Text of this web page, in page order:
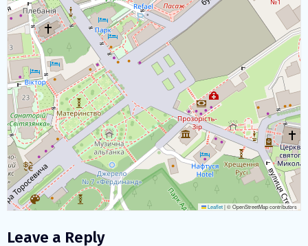
Leaflet|© OpenStreetMap contributors
Leave a Reply